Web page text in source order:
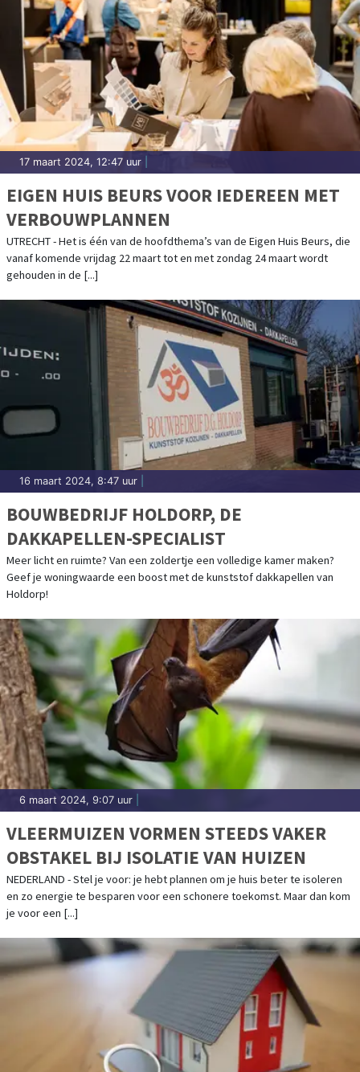
17 maart 2024, 12:47 uur
EIGEN HUIS BEURS VOOR IEDEREEN MET
VERBOUWPLANNEN
UTRECHT - Het is één van de hoofdthema’s van de Eigen Huis Beurs, die
vanaf komende vrijdag 22 maart tot en met zondag 24 maart wordt
gehouden in de [...]
16 maart 2024, 8:47 uur
BOUWBEDRIJF HOLDORP, DE
DAKKAPELLEN-SPECIALIST
Meer licht en ruimte? Van een zoldertje een volledige kamer maken?
Geef je woningwaarde een boost met de kunststof dakkapellen van
Holdorp!
6 maart 2024, 9:07 uur
VLEERMUIZEN VORMEN STEEDS VAKER
OBSTAKEL BIJ ISOLATIE VAN HUIZEN
NEDERLAND - Stel je voor: je hebt plannen om je huis beter te isoleren
en zo energie te besparen voor een schonere toekomst. Maar dan kom
je voor een [...]